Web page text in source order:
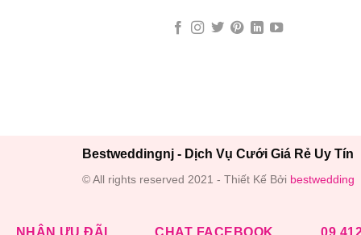
Bestweddingnj - Dịch Vụ Cưới Giá Rẻ Uy Tín
© All rights reserved 2021 - Thiết Kế Bởi bestwedding